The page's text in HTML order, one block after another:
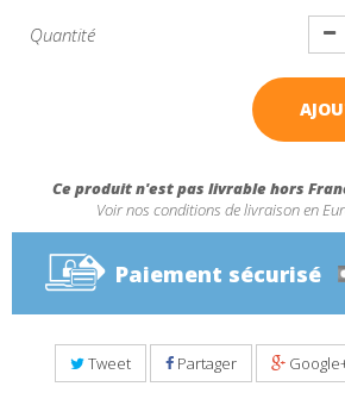
Quantité
Ce produit n'est pas livrable hors
Voir nos conditions de livraison en
Paiement sécurisé
Tweet Partager